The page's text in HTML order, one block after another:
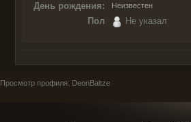
День рождения: Неизвестен
Пол Не указал
Просмотр профиля: DeonBaltze